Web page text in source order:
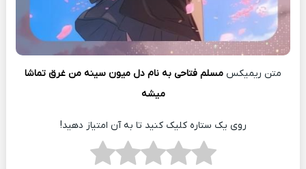
متن ریمیکس مسلم فتاحی به نام دل ﻣﻴﻮن ﺳﻴﻨﻪ ﻣﻦ ﻏﺮق ﺗﻤﺎﺷﺎ
ﻣﻴﺸﻪ
روی یک ستاره کلیک کنید تا به آن امتیاز دهید!